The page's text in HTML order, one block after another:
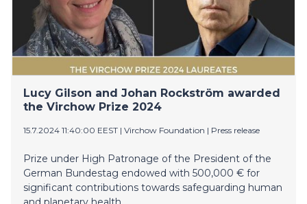
Lucy Gilson and Johan Rockström awarded
the Virchow Prize 2024
15.7.2024 11:40:00 EEST | Virchow Foundation | Press release
Prize under High Patronage of the President of the
German Bundestag endowed with 500,000 € for
significant contributions towards safeguarding human